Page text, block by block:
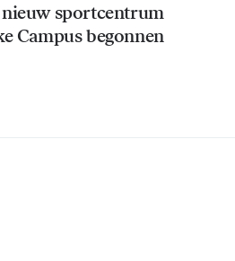
sportcentrum
Campus begonnen